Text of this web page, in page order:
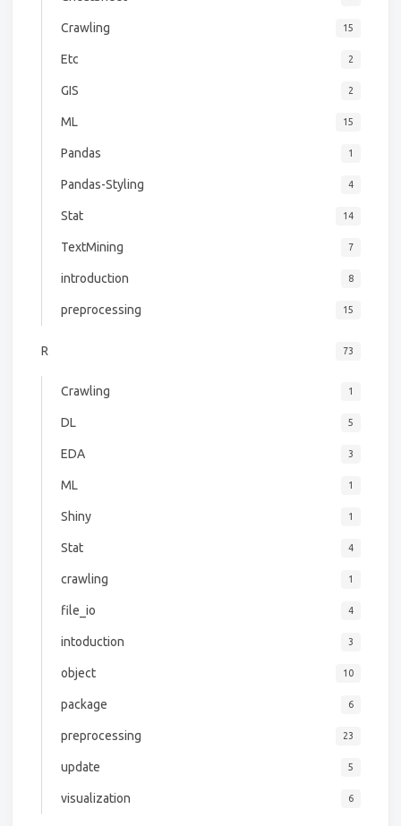
Crawling 15
Etc 2
GIS 2
ML 15
Pandas 1
Pandas-Styling 4
Stat 14
TextMining 7
introduction 8
preprocessing 15
R 73
Crawling 1
DL 5
EDA 3
ML 1
Shiny 1
Stat 4
crawling 1
file_io 4
intoduction 3
object 10
package 6
preprocessing 23
update 5
visualization 6